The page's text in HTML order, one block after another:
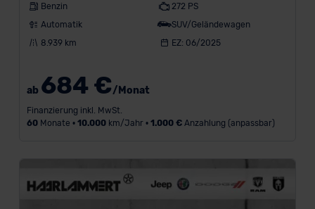
Benzin
272 PS
Automatik
SUV/Geländewagen
8.939 km
EZ: 06/2025
ab 684 €/Monat
Finanzierung inkl. MwSt.
60Monate • 10.000km/Jahr • 1.000 €Anzahlung (anpassbar)